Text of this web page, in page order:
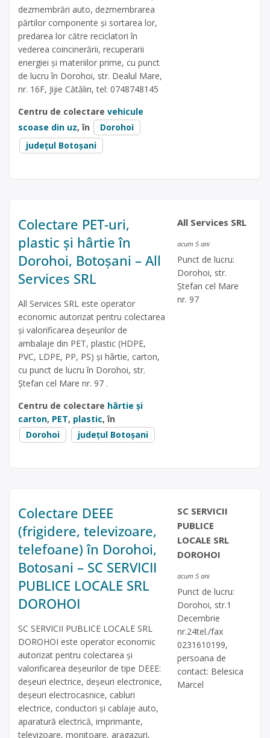
dezmembrări auto, dezmembrarea
părtilor componente și sortarea lor,
predarea lor către reciclatori în
vederea coincinerării, recuperarii
energiei și materiilor prime, cu punct
de lucru în Dorohoi, str. Dealul Mare,
nr. 16F, Jijie Cătălin, tel: 0748748145
Centru de colectare vehicule
scoase din uz, în
Dorohoi
județul Botoșani
Colectare PET-uri,
plastic și hârtie în
Dorohoi, Botoșani – All
Services SRL
All Services SRL este operator
economic autorizat pentru colectarea
și valorificarea deșeurilor de
ambalaje din PET, plastic (HDPE,
PVC, LDPE, PP, PS) și hârtie, carton,
cu punct de lucru în Dorohoi, str.
Ștefan cel Mare nr. 97 .
Centru de colectare hârtie și
carton, PET, plastic, în
Dorohoi
județul Botoșani
All Services SRL
acum 5 ani
Punct de lucru:
Dorohoi, str.
Ștefan cel Mare
nr. 97
Colectare DEEE
(frigidere, televizoare,
telefoane) în Dorohoi,
Botosani – SC SERVICII
PUBLICE LOCALE SRL
DOROHOI
SC SERVICII PUBLICE LOCALE SRL
DOROHOI este operator economic
autorizat pentru colectarea și
valorificarea deșeurilor de tipe DEEE:
deșeuri electrice, deșeuri electronice,
deșeuri electrocasnice, cabluri
electrice, conductori și cablaje auto,
aparatură electrică, imprimante,
televizoare, monitoare, aragazuri,
SC SERVICII
PUBLICE
LOCALE SRL
DOROHOI
acum 5 ani
Punct de lucru:
Dorohoi, str.1
Decembrie
nr.24tel./fax
0231610199,
persoana de
contact: Belesica
Marcel